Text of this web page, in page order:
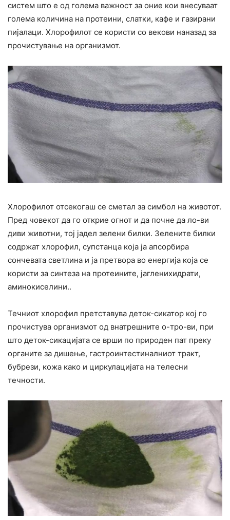
систем што е од голема важност за оние кои внесуваат
голема количина на протеини, слатки, кафе и газирани
пијалаци. Хлорофилот се користи со векови наназад за
прочистување на организмот.
Хлорофилот отсекогаш се сметал за симбол на животот.
Пред човекот да го открие огнот и да почне да ло-ви
диви животни, тој јадел зелени билки. Зелените билки
содржат хлорофил, супстанца која ја апсорбира
сончевата светлина и ја претвора во енергија која се
користи за синтеза на протеините, јагленихидрати,
аминокиселини..
Течниот хлорофил претставува деток-сикатор кој го
прочистува организмот од внатрешните о-тро-ви, при
што деток-сикацијата се врши по природен пат преку
органите за дишење, гастроинтестиналниот тракт,
бубрези, кожа како и циркулацијата на телесни
течности.